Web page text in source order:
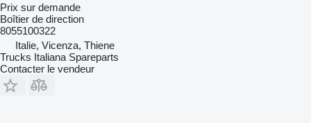
Prix sur demande
Boîtier de direction
8055100322
Italie, Vicenza, Thiene
Trucks Italiana Spareparts
Contacter le vendeur